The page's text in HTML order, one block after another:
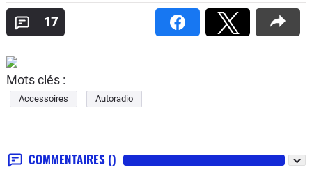
17
Mots clés :
Accessoires Autoradio
COMMENTAIRES ()